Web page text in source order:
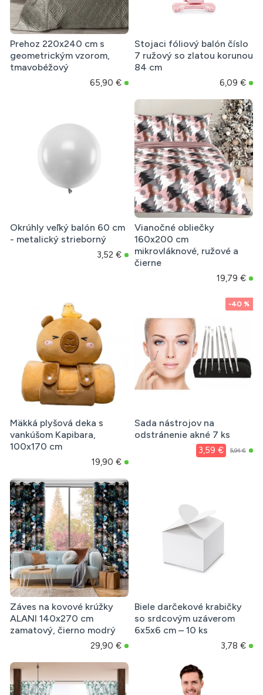
Prehoz 220x240 cm s
geometrickým vzorom,
tmavobéžový
65,90 €
Stojaci fóliový balón číslo
7 ružový so zlatou korunou
84 cm
6,09 €
Okrúhly veľký balón 60 cm
- metalický strieborný
3,52 €
Vianočné obliečky
160x200 cm
mikrovláknové, ružové a
čierne
19,79 €
Mäkká plyšová deka s
vankúšom Kapibara,
100x170 cm
19,90 €
-40 %
Sada nástrojov na
odstránenie akné 7 ks
3,59 € 5,94 €
Záves na kovové krúžky
ALANI 140x270 cm
zamatový, čierno modrý
29,90 €
Biele darčekové krabičky
so srdcovým uzáverom
6x5x6 cm – 10 ks
3,78 €